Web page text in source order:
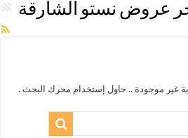
عروض نستو الشارقة
غير موجودة .. حاول إستخدام محرك البحث .